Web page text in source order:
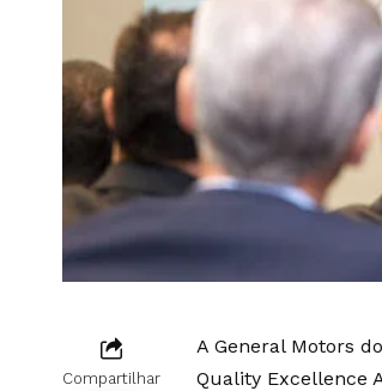
Compartilhar
A General Motors
Quality Excellence